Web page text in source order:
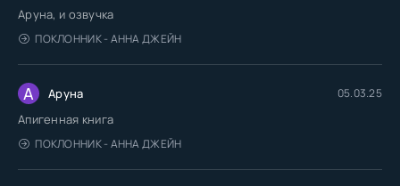
Аруна, и озвучка
ПОКЛОННИК - АННА ДЖЕЙН
А Аруна 05.03.25
Апигенная книга
ПОКЛОННИК - АННА ДЖЕЙН
09_00_Final